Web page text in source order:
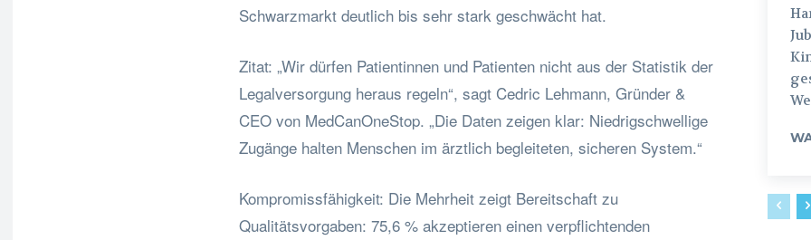
Schwarzmarkt deutlich bis sehr stark geschwächt hat.
Zitat: „Wir dürfen Patientinnen und Patienten nicht aus der Statistik der
Legalversorgung heraus regeln“, sagt Cedric Lehmann, Gründer &
CEO von MedCanOneStop. „Die Daten zeigen klar: Niedrigschwellige
Zugänge halten Menschen im ärztlich begleiteten, sicheren System.“
Kompromissfähigkeit: Die Mehrheit zeigt Bereitschaft zu
Qualitätsvorgaben: 75,6 % akzeptieren einen verpflichtenden